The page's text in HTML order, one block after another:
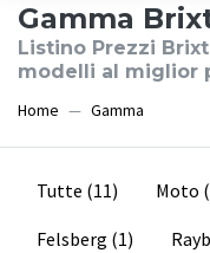
Gamma
Listino Prezzi
modelli al miglior
Home Gamma
Tutte (11) Moto
Felsberg (1)